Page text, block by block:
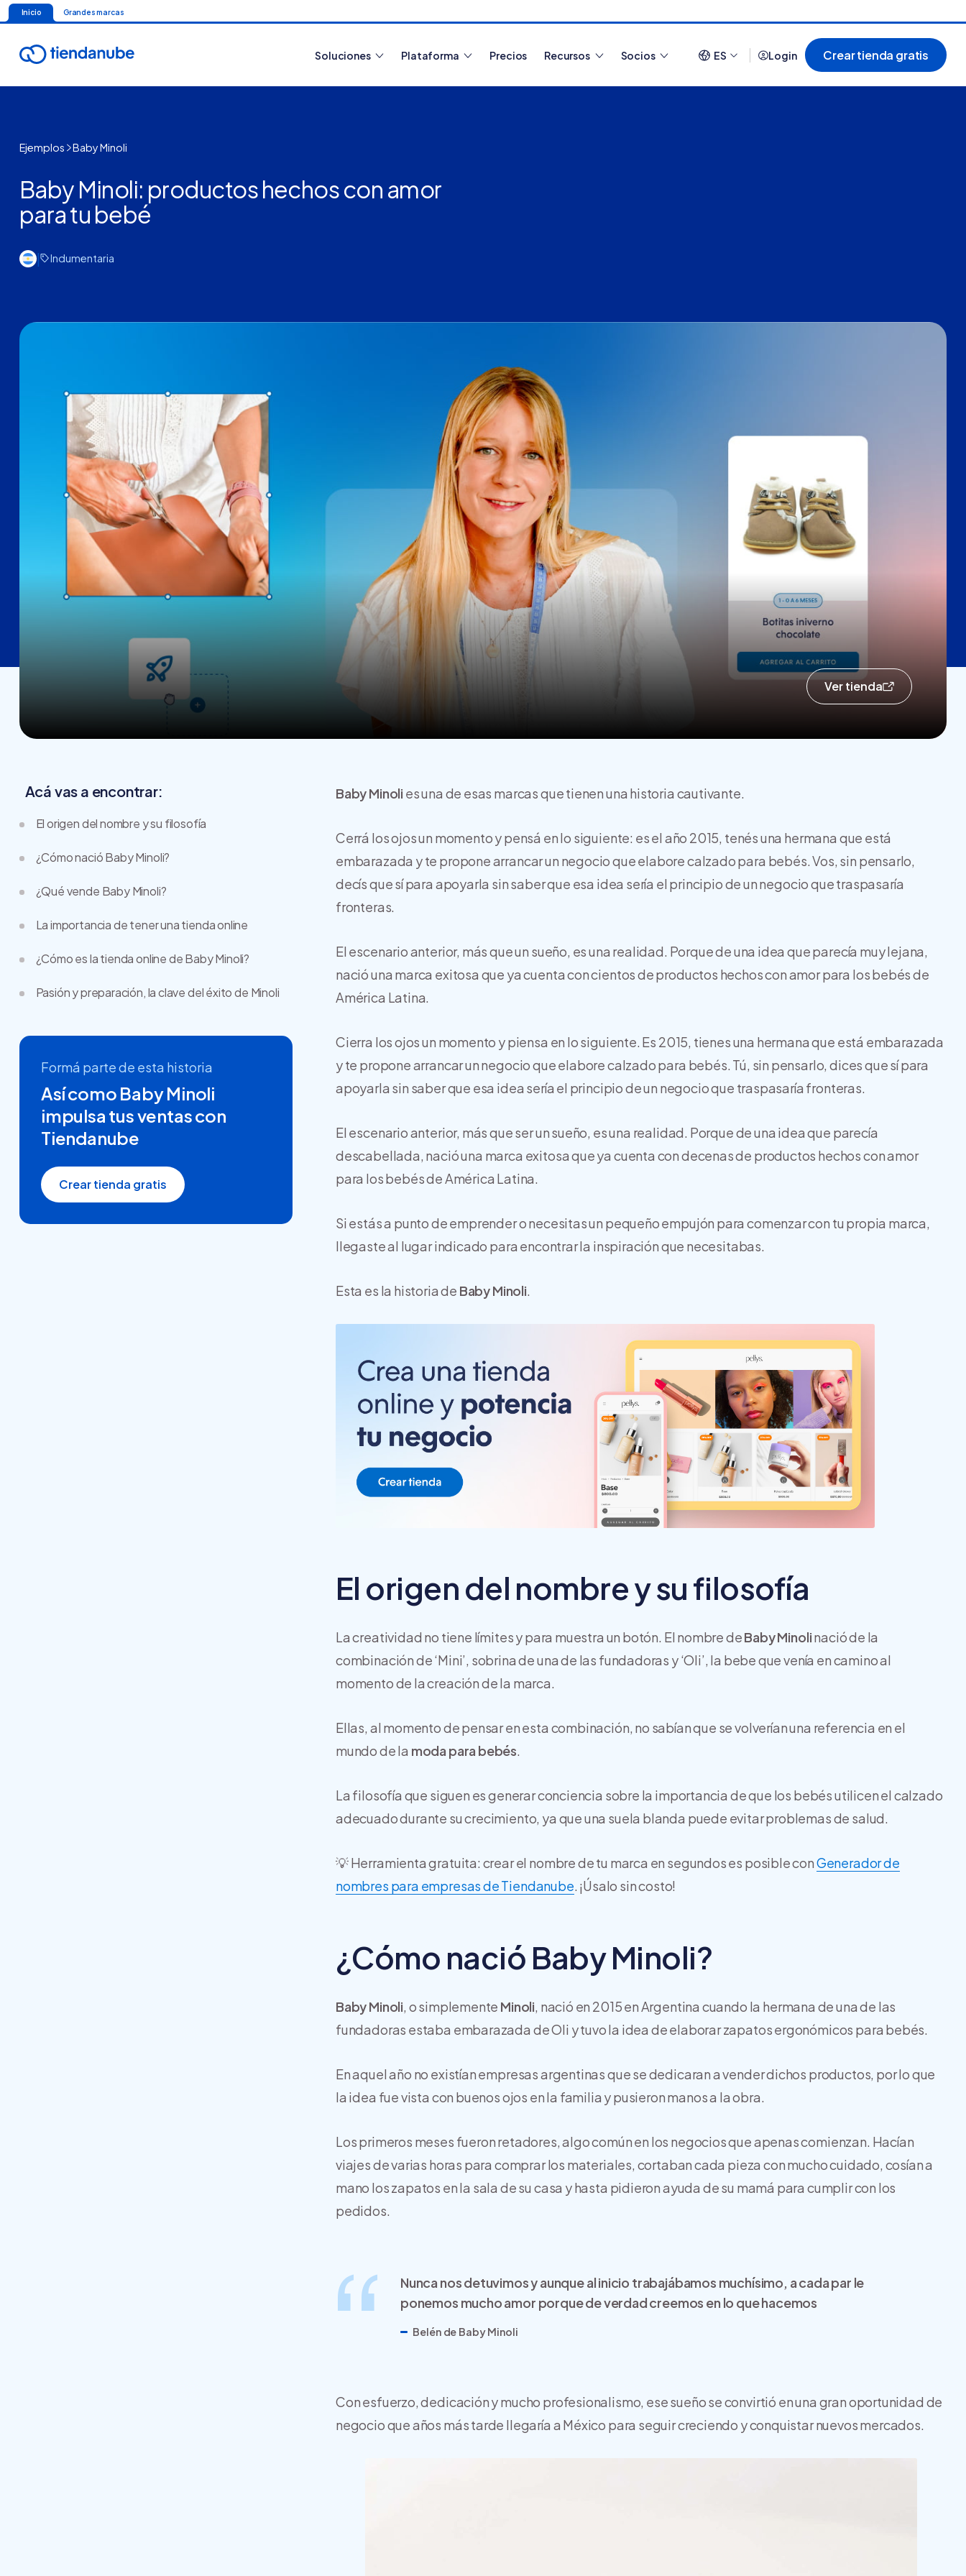
Inicio Grandes marcas
Soluciones Plataforma Precios Recursos
Tiendanube? Aprende a
Tiendanube? Conocé
argentinas creadas con
Socios ES Login Crear tienda gratis
Ejemplos Baby Minoli
Baby Minoli: productos hechos con amor
para tu bebé
| Indumentaria
Ver tienda
Acá vas a encontrar:
El origen del nombre y su filosofía
¿Cómo nació Baby Minoli?
¿Qué vende Baby Minoli?
La importancia de tener una tienda online
¿Cómo es la tienda online de Baby Minoli?
Pasión y preparación, la clave del éxito de Minoli
Formá parte de esta historia
Así como Baby Minoli
impulsa tus ventas con
Tiendanube
Crear tienda gratis
Baby Minoli es una de esas marcas que tienen una historia cautivante.
Cerrá los ojos un momento y pensá en lo siguiente: es el año 2015, tenés una hermana que está
embarazada y te propone arrancar un negocio que elabore calzado para bebés. Vos, sin pensarlo,
decís que sí para apoyarla sin saber que esa idea sería el principio de un negocio que traspasaría
fronteras.
El escenario anterior, más que un sueño, es una realidad. Porque de una idea que parecía muy lejana,
nació una marca exitosa que ya cuenta con cientos de productos hechos con amor para los bebés de
América Latina.
Cierra los ojos un momento y piensa en lo siguiente. Es 2015, tienes una hermana que está embarazada
y te propone arrancar un negocio que elabore calzado para bebés. Tú, sin pensarlo, dices que sí para
apoyarla sin saber que esa idea sería el principio de un negocio que traspasaría fronteras.
El escenario anterior, más que ser un sueño, es una realidad. Porque de una idea que parecía
descabellada, nació una marca exitosa que ya cuenta con decenas de productos hechos con amor
para los bebés de América Latina.
Si estás a punto de emprender o necesitas un pequeño empujón para comenzar con tu propia marca,
llegaste al lugar indicado para encontrar la inspiración que necesitabas.
Esta es la historia de Baby Minoli.
El origen del nombre y su filosofía
La creatividad no tiene límites y para muestra un botón. El nombre deBaby Minolinació de la
combinación de ‘Mini’, sobrina de una de las fundadoras y ‘Oli’, la bebe que venía en camino al
momento de la creación de la marca.
Ellas, al momento de pensar en esta combinación, no sabían que se volverían una referencia en el
mundo de la moda para bebés.
La filosofía que siguen es generar conciencia sobre la importancia de que los bebés utilicen el calzado
adecuado durante su crecimiento, ya que una suela blanda puede evitar problemas de salud.
💡 Herramienta gratuita: crear el nombre de tu marca en segundos es posible conGenerador de
nombres para empresas de Tiendanube. ¡Úsalo sin costo!
¿Cómo nació Baby Minoli?
Baby Minoli, o simplemente Minoli, nació en 2015 en Argentina cuando la hermana de una de las
fundadoras estaba embarazada de Oli y tuvo la idea de elaborar zapatos ergonómicos para bebés.
En aquel año no existían empresas argentinas que se dedicaran a vender dichos productos, por lo que
la idea fue vista con buenos ojos en la familia y pusieron manos a la obra.
Los primeros meses fueron retadores, algo común en los negocios que apenas comienzan. Hacían
viajes de varias horas para comprar los materiales, cortaban cada pieza con mucho cuidado, cosían a
mano los zapatos en la sala de su casa y hasta pidieron ayuda de su mamá para cumplir con los
pedidos.
Nunca nos detuvimos y aunque al inicio trabajábamos muchísimo, a cada par le
ponemos mucho amor porque de verdad creemos en lo que hacemos
Belén de Baby Minoli
Con esfuerzo, dedicación y mucho profesionalismo, ese sueño se convirtió en una gran oportunidad de
negocio que años más tarde llegaría a México para seguir creciendo y conquistar nuevos mercados.